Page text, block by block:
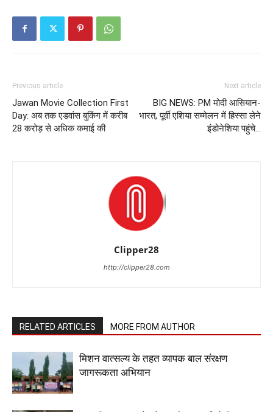
Previous article
Jawan Movie Collection First
Day: अब तक एडवांस बुकिंग में करीब
28 करोड़ से अधिक कमाई की
Next article
BIG NEWS: PM मोदी आसियान-
भारत, पूर्वी एशिया सम्मेलन में हिस्सा लेने
इंडोनेशिया पहुंचे…
Clipper28
http://clipper28.com
RELATED ARTICLES MORE FROM AUTHOR
मिशन वात्सल्य के तहत व्यापक बाल संरक्षण
जागरूकता अभियान